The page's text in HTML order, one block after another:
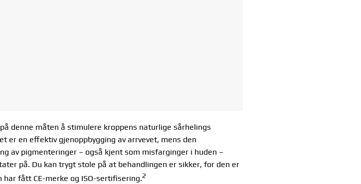
denne måten å stimulere kroppens naturlige sårhelings
er en effektiv gjenoppbygging av arrvevet, mens den
av pigmenteringer – også kjent som misfarginger i huden –
på. Du kan trygt stole på at behandlingen er sikker, for den er
fått CE-merke og ISO-sertifisering.2